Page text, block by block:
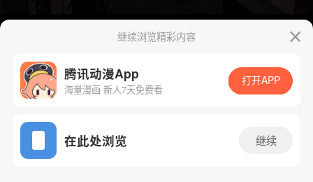
App免费看
继续浏览精彩内容
腾讯动漫App
海量漫画 新人7天免费看
打开APP
在此处浏览 继续